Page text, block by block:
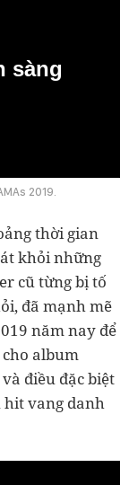
sàng
2019.
thời gian
khỏi những
cũ từng bị tố
đã mạnh mẽ
năm nay để
album
điều đặc biệt
hit vang danh